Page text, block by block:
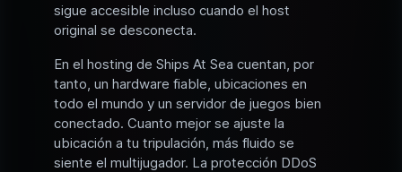
sigue accesible incluso cuando el host
original se desconecta.
En el hosting de Ships At Sea cuentan, por
tanto, un hardware fiable, ubicaciones en
todo el mundo y un servidor de juegos bien
conectado. Cuanto mejor se ajuste la
ubicación a tu tripulación, más fluido se
siente el multijugador. La protección DDoS